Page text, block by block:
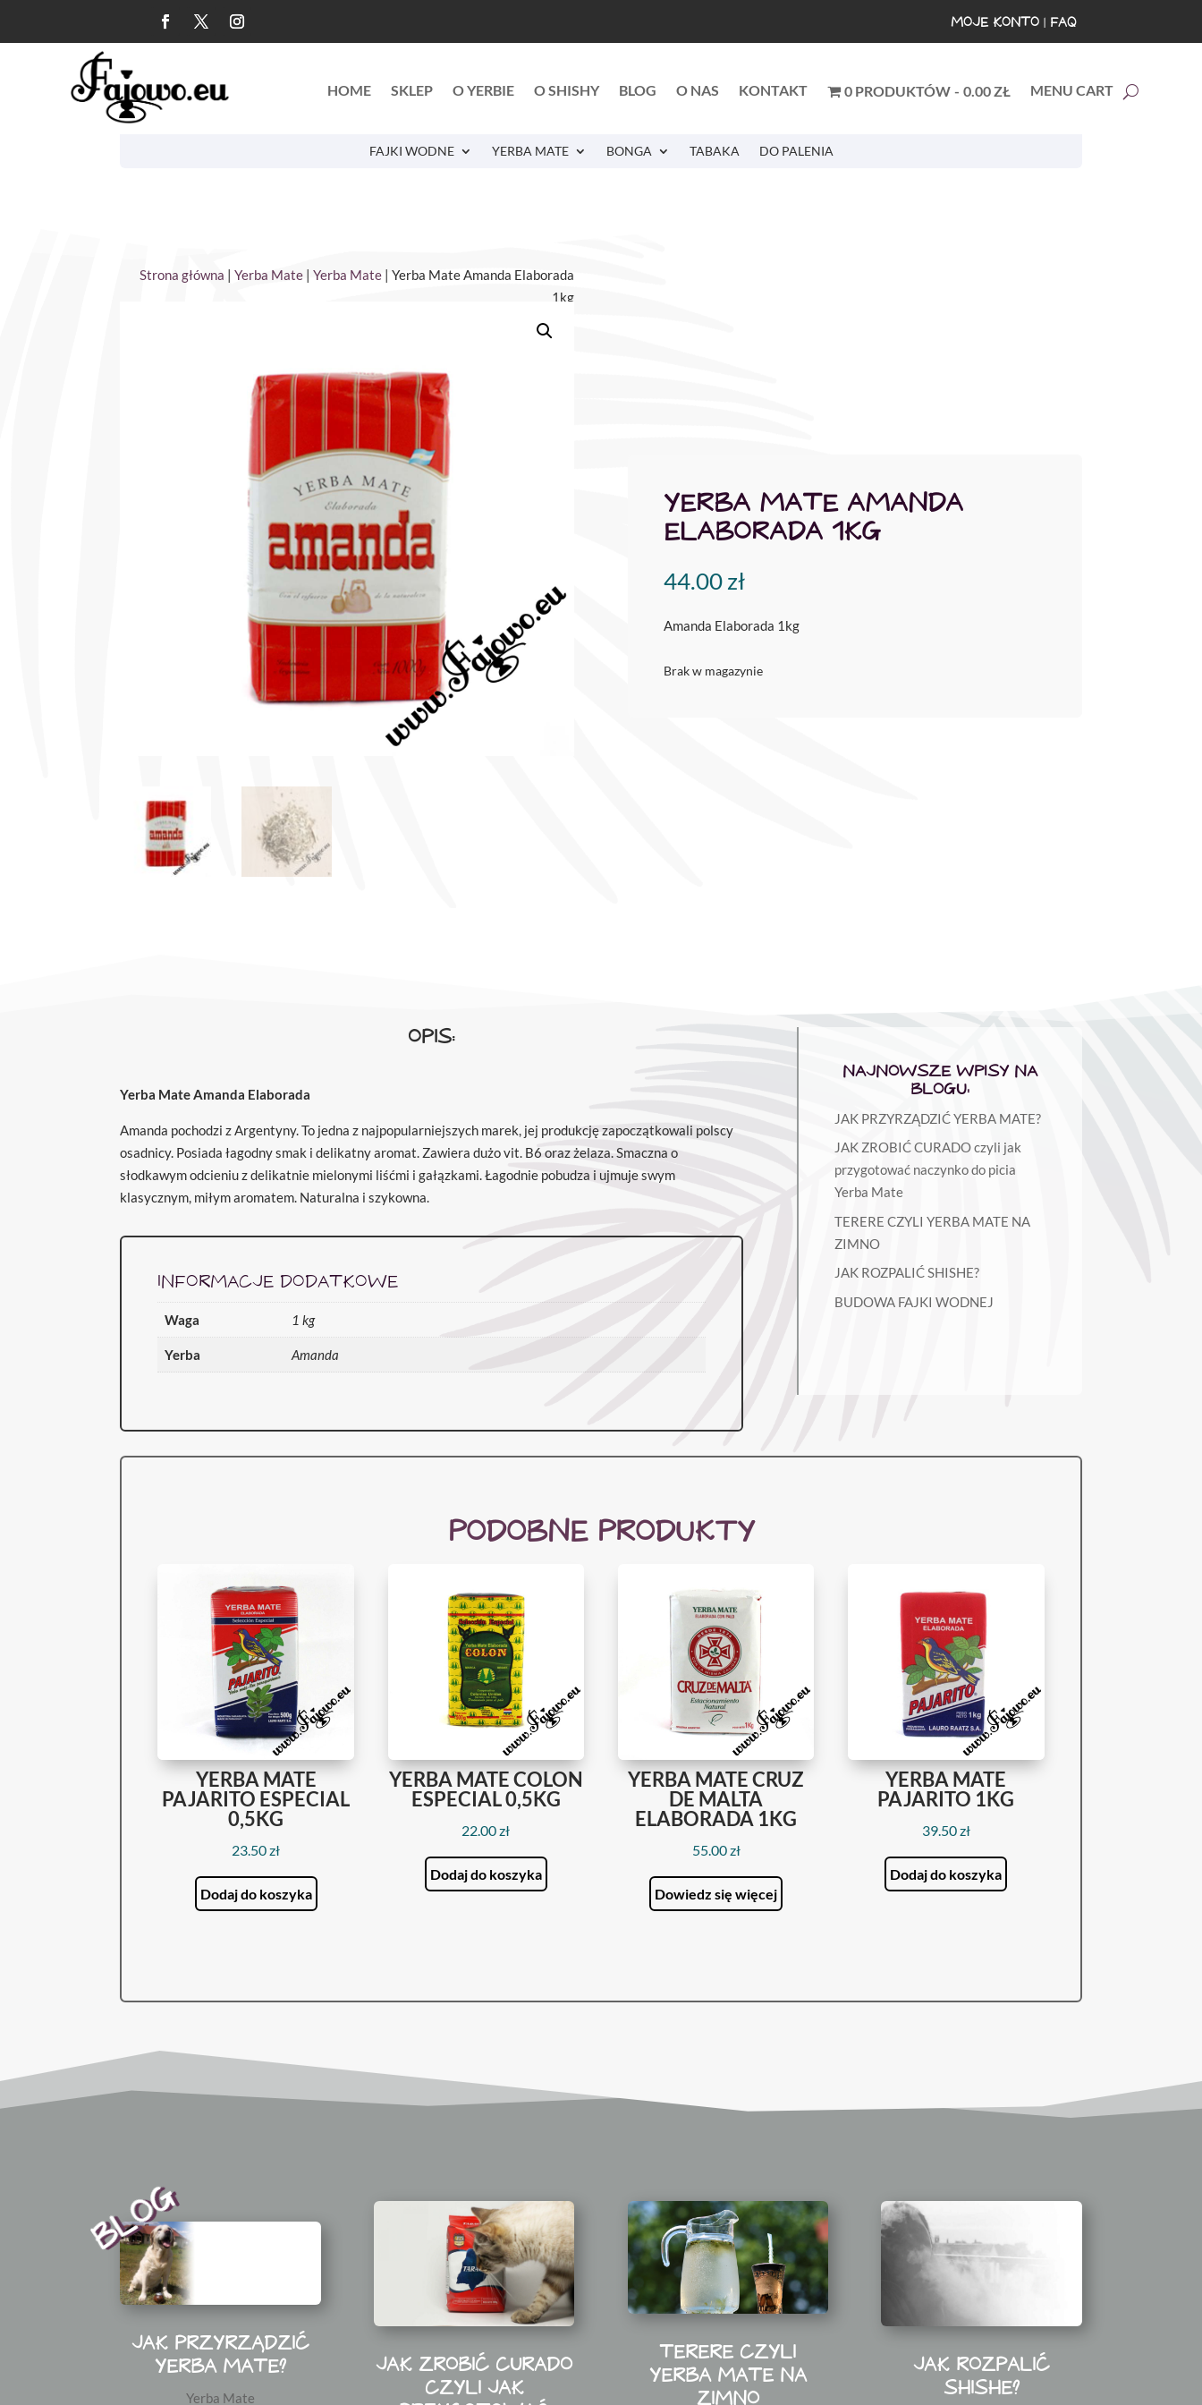
MOJE KONTO | FAQ
HOME SKLEP O YERBIE O SHISHY BLOG O NAS KONTAKT 0 PRODUKTÓW 0.00 ZŁ MENU CART
FAJKI WODNE YERBA MATE BONGA TABAKA DO PALENIA
Strona główna |Yerba Mate |Yerba Mate | Yerba Mate Amanda Elaborada
1kg
YERBA MATE AMANDA
ELABORADA 1KG
44.00zł
Amanda Elaborada 1kg
Brak w magazynie
OPIS:
Yerba Mate Amanda Elaborada
Amanda pochodzi z Argentyny. To jedna z najpopularniejszych marek, jej produkcję zapoczątkowali polscy
osadnicy. Posiada łagodny smak i delikatny aromat. Zawiera dużo vit. B6 oraz żelaza. Smaczna o
słodkawym odcieniu z delikatnie mielonymi liśćmi i gałązkami. Łagodnie pobudza i ujmuje swym
klasycznym, miłym aromatem. Naturalna i szykowna.
INFORMACJE DODATKOWE
Waga 1 kg
Yerba Amanda
NAJNOWSZE WPISY NA
BLOGU:
JAK PRZYRZĄDZIĆ YERBA MATE?
JAK ZROBIĆ CURADO czyli jak
przygotować naczynko do picia
Yerba Mate
TERERE CZYLI YERBA MATE NA
ZIMNO
JAK ROZPALIĆ SHISHE?
BUDOWA FAJKI WODNEJ
PODOBNE PRODUKTY
YERBA MATE
PAJARITO ESPECIAL
0,5KG
23.50zł
Dodaj do koszyka
YERBA MATE COLON
ESPECIAL 0,5KG
22.00zł
Dodaj do koszyka
YERBA MATE CRUZ
DE MALTA
ELABORADA 1KG
55.00zł
Dowiedz się więcej
YERBA MATE
PAJARITO 1KG
39.50zł
Dodaj do koszyka
BLOG
JAK PRZYRZĄDZIĆ
YERBA MATE?
Yerba Mate
JAK ZROBIĆ CURADO
CZYLI JAK
TERERE CZYLI
YERBA MATE NA
JAK ROZPALIĆ
SHISHE?